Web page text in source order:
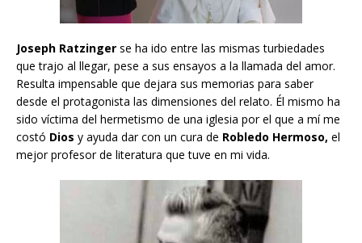
Joseph Ratzinger se ha ido entre las mismas turbiedades
que trajo al llegar, pese a sus ensayos a la llamada del amor.
Resulta impensable que dejara sus memorias para saber
desde el protagonista las dimensiones del relato. Él mismo ha
sido víctima del hermetismo de una iglesia por el que a mí me
costó Dios y ayuda dar con un cura de Robledo Hermoso, el
mejor profesor de literatura que tuve en mi vida.